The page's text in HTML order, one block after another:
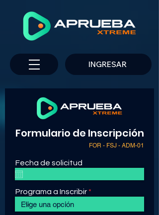
INGRESAR
Formulario de Inscripción
FOR - FSJ - ADM-01
Fecha de solicitud
Programa a Inscribir